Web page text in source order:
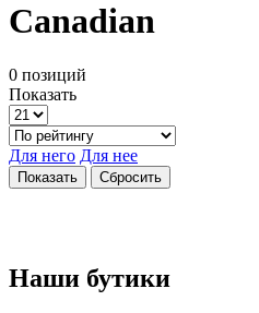
Canadian
0 позиций
Показать
Для него Для нее
Наши бутики